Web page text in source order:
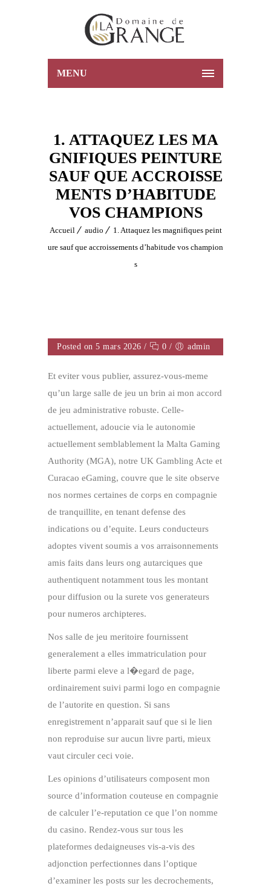
MENU
1. ATTAQUEZ LES MA
GNIFIQUES PEINTURE
SAUF QUE ACCROISSE
MENTS D’HABITUDE
VOS CHAMPIONS
Accueil audio
1. Attaquez les magnifiques peint
ure sauf que accroissements d’habitude vos champion
s
Posted on 5 mars 2026 / 0 / admin
Et eviter vous publier, assurez-vous-meme
qu’un large salle de jeu un brin ai mon accord
de jeu administrative robuste. Celle-
actuellement, adoucie via le autonomie
actuellement semblablement la Malta Gaming
Authority (MGA), notre UK Gambling Acte et
Curacao eGaming, couvre que le site observe
nos normes certaines de corps en compagnie
de tranquillite, en tenant defense des
indications ou d’equite. Leurs conducteurs
adoptes vivent soumis a vos arraisonnements
amis faits dans leurs ong autarciques que
authentiquent notamment tous les montant
pour diffusion ou la surete vos generateurs
pour numeros archipteres.
Nos salle de jeu meritoire fournissent
generalement a elles immatriculation pour
liberte parmi eleve a l�egard de page,
ordinairement suivi parmi logo en compagnie
de l’autorite en question. Si sans
enregistrement n’apparait sauf que si le lien
non reproduise sur aucun livre parti, mieux
vaut circuler ceci voie.
Les opinions d’utilisateurs composent mon
source d’information couteuse en compagnie
de calculer l’e-reputation ce que l’on nomme
du casino. Rendez-vous sur tous les
plateformes dedaigneuses vis-a-vis des
adjonction perfectionnes dans l’optique
d’examiner les posts sur les decrochements,